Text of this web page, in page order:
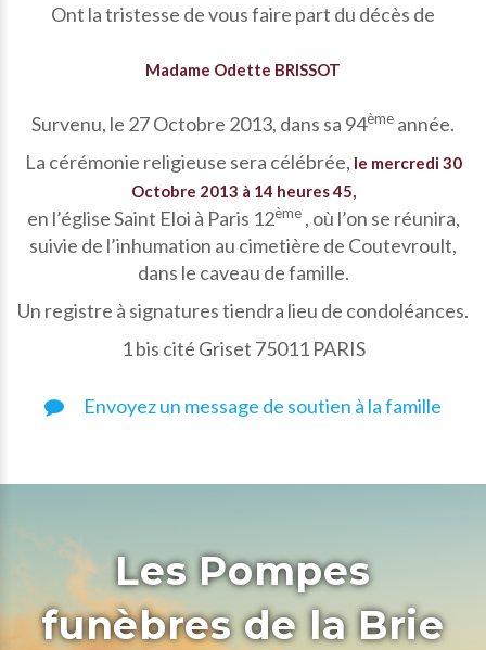
Ont la tristesse de vous faire part du décès de
Madame Odette BRISSOT
Survenu, le 27 Octobre 2013, dans sa 94ème année.
La cérémonie religieuse sera célébrée, le mercredi 30
Octobre 2013 à 14 heures 45,
en l’église Saint Eloi à Paris 12ème, où l’on se réunira,
suivie de l’inhumation au cimetière de Coutevroult,
dans le caveau de famille.
Un registre à signatures tiendra lieu de condoléances.
1 bis cité Griset 75011 PARIS
Envoyez un message de soutien à la famille
Les Pompes
funèbres de la Brie